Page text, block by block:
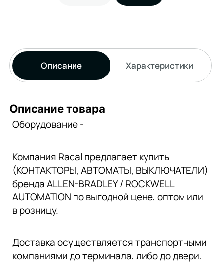
Описание Характеристики
Описание товара
Оборудование -
Компания Radal предлагает купить
(КОНТАКТОРЫ, АВТОМАТЫ, ВЫКЛЮЧАТЕЛИ)
бренда ALLEN-BRADLEY / ROCKWELL
AUTOMATION по выгодной цене, оптом или
в розницу.
Доставка осуществляется транспортными
компаниями до терминала, либо до двери.